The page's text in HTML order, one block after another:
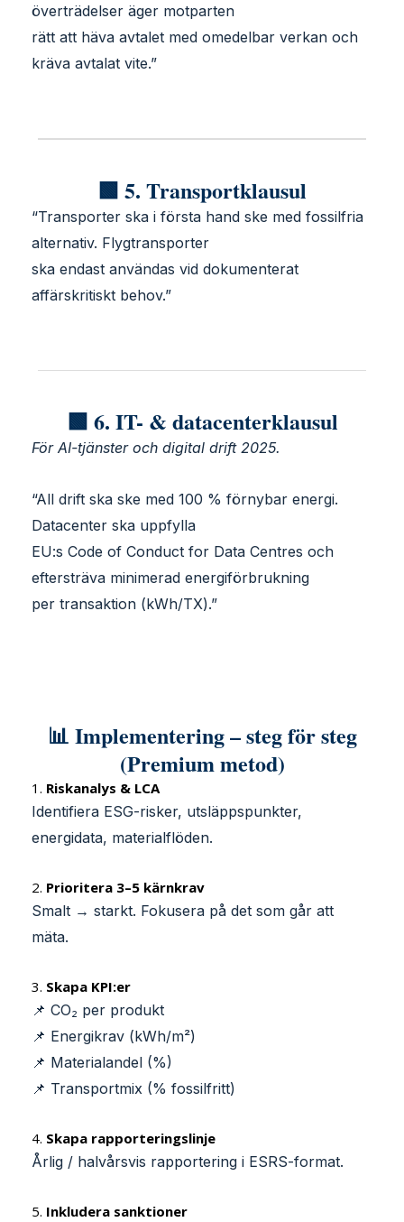
överträdelser äger motparten
rätt att häva avtalet med omedelbar verkan och
kräva avtalat vite.”
🟩 5. Transportklausul
“Transporter ska i första hand ske med fossilfria
alternativ. Flygtransporter
ska endast användas vid dokumenterat
affärskritiskt behov.”
🟩 6. IT- & datacenterklausul
För AI-tjänster och digital drift 2025.
“All drift ska ske med 100 % förnybar energi.
Datacenter ska uppfylla
EU:s Code of Conduct for Data Centres och
eftersträva minimerad energiförbrukning
per transaktion (kWh/TX).”
📊 Implementering – steg för steg
(Premium metod)
1. Riskanalys & LCA
Identifiera ESG-risker, utsläppspunkter,
energidata, materialflöden.
2. Prioritera 3–5 kärnkrav
Smalt → starkt. Fokusera på det som går att
mäta.
3. Skapa KPI:er
📌 CO₂ per produkt
📌 Energikrav (kWh/m²)
📌 Materialandel (%)
📌 Transportmix (% fossilfritt)
4. Skapa rapporteringslinje
Årlig / halvårsvis rapportering i ESRS-format.
5. Inkludera sanktioner